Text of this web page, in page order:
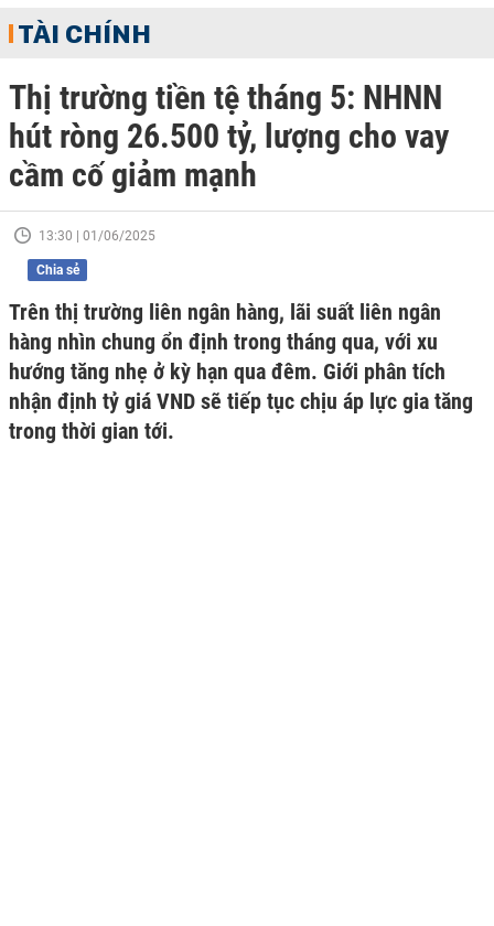
TÀI CHÍNH
Thị trường tiền tệ tháng 5: NHNN
hút ròng 26.500 tỷ, lượng cho vay
cầm cố giảm mạnh
13:30 | 01/06/2025
Chia sẻ
Trên thị trường liên ngân hàng, lãi suất liên ngân
hàng nhìn chung ổn định trong tháng qua, với xu
hướng tăng nhẹ ở kỳ hạn qua đêm. Giới phân tích
nhận định tỷ giá VND sẽ tiếp tục chịu áp lực gia tăng
trong thời gian tới.